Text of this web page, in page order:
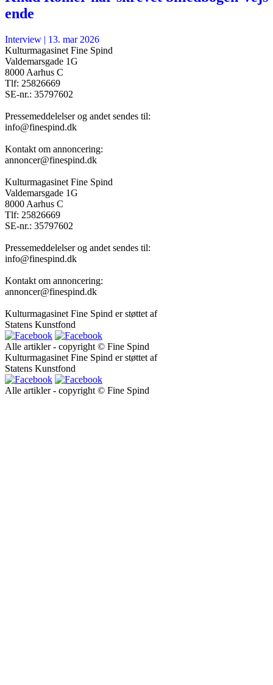
ende
Interview | 13. mar 2026
Kulturmagasinet Fine Spind
Valdemarsgade 1G
8000 Aarhus C
Tlf: 25826669
SE-nr.: 35797602
Pressemeddelelser og andet sendes til:
info@finespind.dk
Kontakt om annoncering:
annoncer@finespind.dk
Kulturmagasinet Fine Spind
Valdemarsgade 1G
8000 Aarhus C
Tlf: 25826669
SE-nr.: 35797602
Pressemeddelelser og andet sendes til:
info@finespind.dk
Kontakt om annoncering:
annoncer@finespind.dk
Kulturmagasinet Fine Spind er støttet af
Statens Kunstfond
Alle artikler - copyright © Fine Spind
Kulturmagasinet Fine Spind er støttet af
Statens Kunstfond
Alle artikler - copyright © Fine Spind